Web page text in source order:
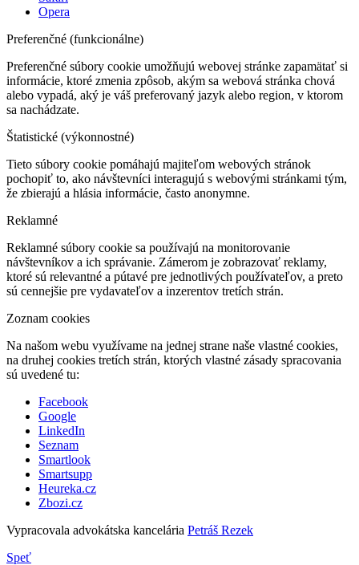
Opera
Preferenčné (funkcionálne)
Preferenčné súbory cookie umožňujú webovej stránke zapamätať si
informácie, ktoré zmenia zpôsob, akým sa webová stránka chová
alebo vypadá, aký je váš preferovaný jazyk alebo region, v ktorom
sa nachádzate.
Štatistické (výkonnostné)
Tieto súbory cookie pomáhajú majiteľom webových stránok
pochopiť to, ako návštevníci interagujú s webovými stránkami tým,
že zbierajú a hlásia informácie, často anonymne.
Reklamné
Reklamné súbory cookie sa používajú na monitorovanie
návštevníkov a ich správanie. Zámerom je zobrazovať reklamy,
ktoré sú relevantné a pútavé pre jednotlivých používateľov, a preto
sú cennejšie pre vydavateľov a inzerentov tretích strán.
Zoznam cookies
Na našom webu využívame na jednej strane naše vlastné cookies,
na druhej cookies tretích strán, ktorých vlastné zásady spracovania
sú uvedené tu:
Facebook
Google
LinkedIn
Seznam
Smartlook
Smartsupp
Heureka.cz
Zbozi.cz
Vypracovala advokátska kancelária Petráš Rezek
Speť